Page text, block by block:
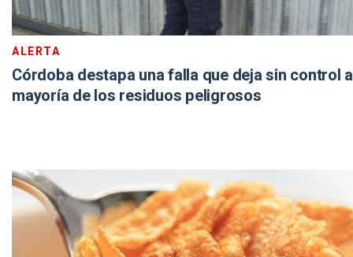
ALERTA
Córdoba destapa una falla que deja sin control
mayoría de los residuos peligrosos